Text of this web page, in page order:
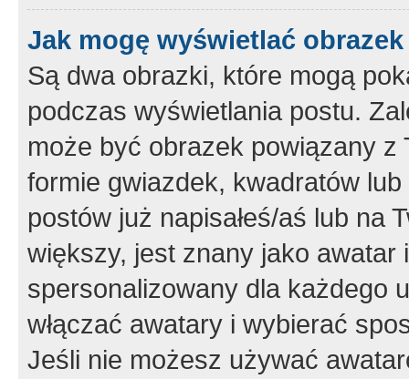
Jak mogę wyświetlać
Są dwa obrazki, które mogą
podczas wyświetlania postu.
może być obrazek powiązany z
formie gwiazdek, kwadratów
postów już napisałeś/aś lub na
większy, jest znany jako
spersonalizowany dla każdego
włączać awatary i wybierać
Jeśli nie możesz używać